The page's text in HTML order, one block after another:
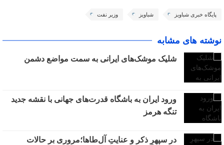
پایگاه خبری شباویز شباویز وزیر نفت
نوشته های مشابه
شلیک موشک‌های ایرانی به سمت مواضع دشمن
ورود ایران به باشگاه قدرت‌های جهانی با نقشه جدید
تنگه هرمز
در سپهرِ ذکر و عنایتِ آل‌طاها؛مروری بر حالات